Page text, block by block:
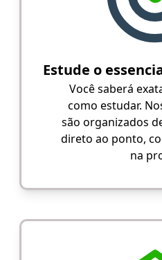
Estude o
Você saberá
como estudar.
são organizados
direto ao ponto,
na